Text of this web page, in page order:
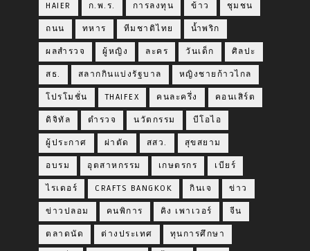
HAIER ก.พ.ร. การลงทุน ข้าว ชุมชน
ถนน ทหาร ทีมชาติไทย น้ำพริก
ผลสำรวจ ผู้หญิง ละคร วันเด็ก ศิลปะ
สธ. สลากกินแบ่งรัฐบาล หญิงชายก้าวไกล
โปรโมชั่น THAIFEX คนละครึ่ง คอนเสิร์ต
ดิจิทัล ตำรวจ นวัตกรรม บีโอไอ
ผู้ประกาศ ผ่าตัด สสว. สุขสยาม
อบรม อุตสาหกรรม เกษตรกร เบียร์
ไรเดอร์ CRAFTS BANGKOK กินเจ ข่าว
ข่าวปลอม คนพิการ คิง เพาเวอร์ จีน
ตลาดนัด ต่างประเทศ ทุนการศึกษา